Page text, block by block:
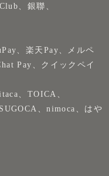
、銀聯、
、楽天Pay、メルペ
Pay、クイックペイ
、TOICA、
、nimoca、はや